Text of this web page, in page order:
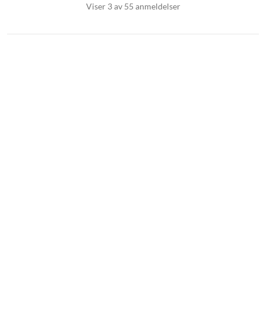
Viser 3 av 55 anmeldelser